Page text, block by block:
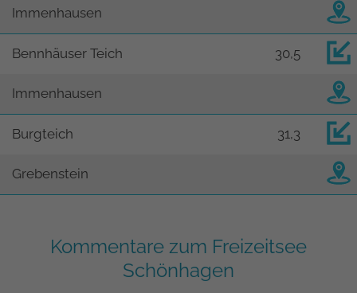
Immenhausen
Bennhäuser Teich 30,5
Immenhausen
Burgteich 31,3
Grebenstein
Kommentare zum Freizeitsee
Schönhagen